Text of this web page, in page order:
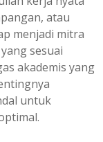
atau
menjadi mitra
sesuai
akademis yang
untuk